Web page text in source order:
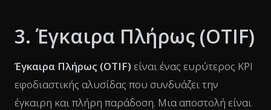
3. Έγκαιρα Πλήρως (OTIF)
Έγκαιρα Πλήρως (OTIF) είναι ένας ευρύτερος KPI
εφοδιαστικής αλυσίδας που συνδυάζει την
έγκαιρη και πλήρη παράδοση. Μια αποστολή είναι